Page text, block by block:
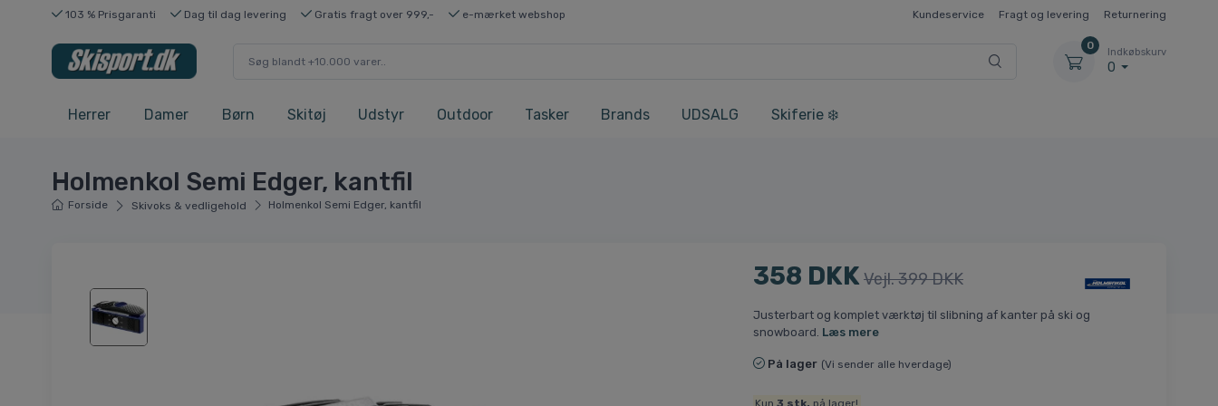
103 % Prisgaranti Dag til dag levering Gratis fragt over 999,- e-mærket webshop Kundeservice Fragt og levering Returnering
0
Indkøbskurv
0
Herrer Damer Børn Skitøj Udstyr Outdoor Tasker Brands UDSALG Skiferie ❄️
Holmenkol Semi Edger, kantfil
Forside Skivoks & vedligehold Holmenkol Semi Edger, kantfil
358 DKK Vejl. 399 DKK
Justerbart og komplet værktøj til slibning af kanter på ski og
snowboard. Læs mere
På lager (Vi sender alle hverdage)